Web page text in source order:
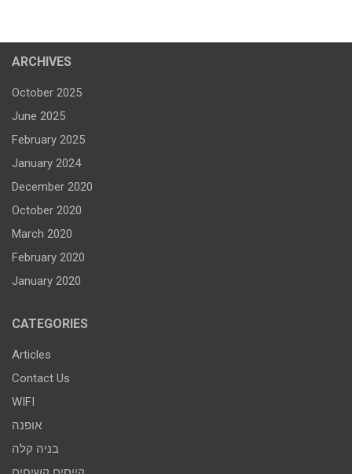
ARCHIVES
October 2025
June 2025
February 2025
January 2024
December 2020
October 2020
March 2020
February 2020
January 2020
CATEGORIES
Articles
Contact Us
WIFI
אופנה
בניה קלה